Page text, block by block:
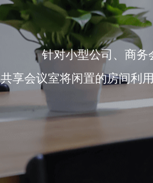
针对小型公司、商务
共享会议室将闲置的房间利